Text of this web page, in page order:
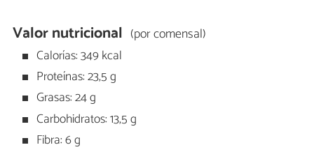
Valor nutricional (por comensal)
Calorías: 349 kcal
Proteínas: 23,5 g
Grasas: 24 g
Carbohidratos: 13,5 g
Fibra: 6 g